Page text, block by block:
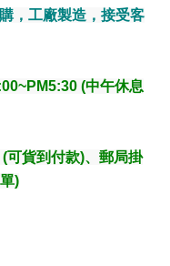
，工廠製造，接受客
(中午休息
可貨到付款)、郵局掛
)